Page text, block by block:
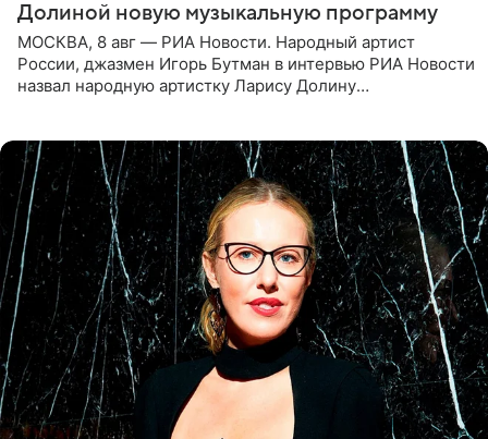
Долиной новую музыкальную программу
МОСКВА, 8 авг — РИА Новости. Народный артист
России, джазмен Игорь Бутман в интервью РИА Новости
назвал народную артистку Ларису Долину